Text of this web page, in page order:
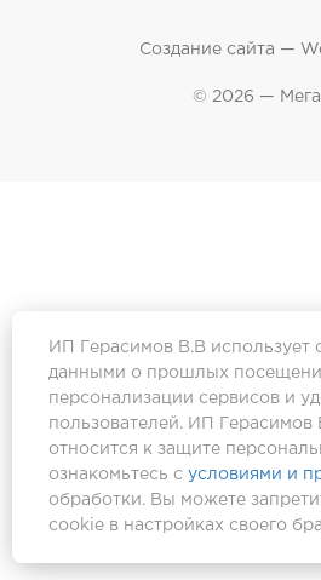
Создание сайта —
© 2026 —
ИП Герасимов В.В использует
данными о прошлых
персонализации сервисов и
пользователей. ИП Герасимов
относится к защите
ознакомьтесь с условиями и
обработки. Вы можете
cookie в настройках своего